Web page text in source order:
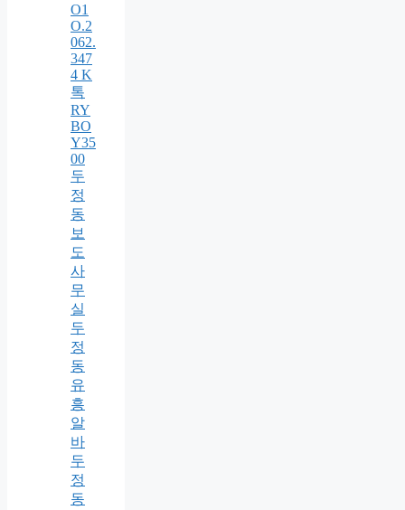
O1
O.2
062.
347
4 K
톡
RY
BO
Y35
00
두
정
동
보
도
사
무
실
두
정
동
유
흥
알
바
두
정
동